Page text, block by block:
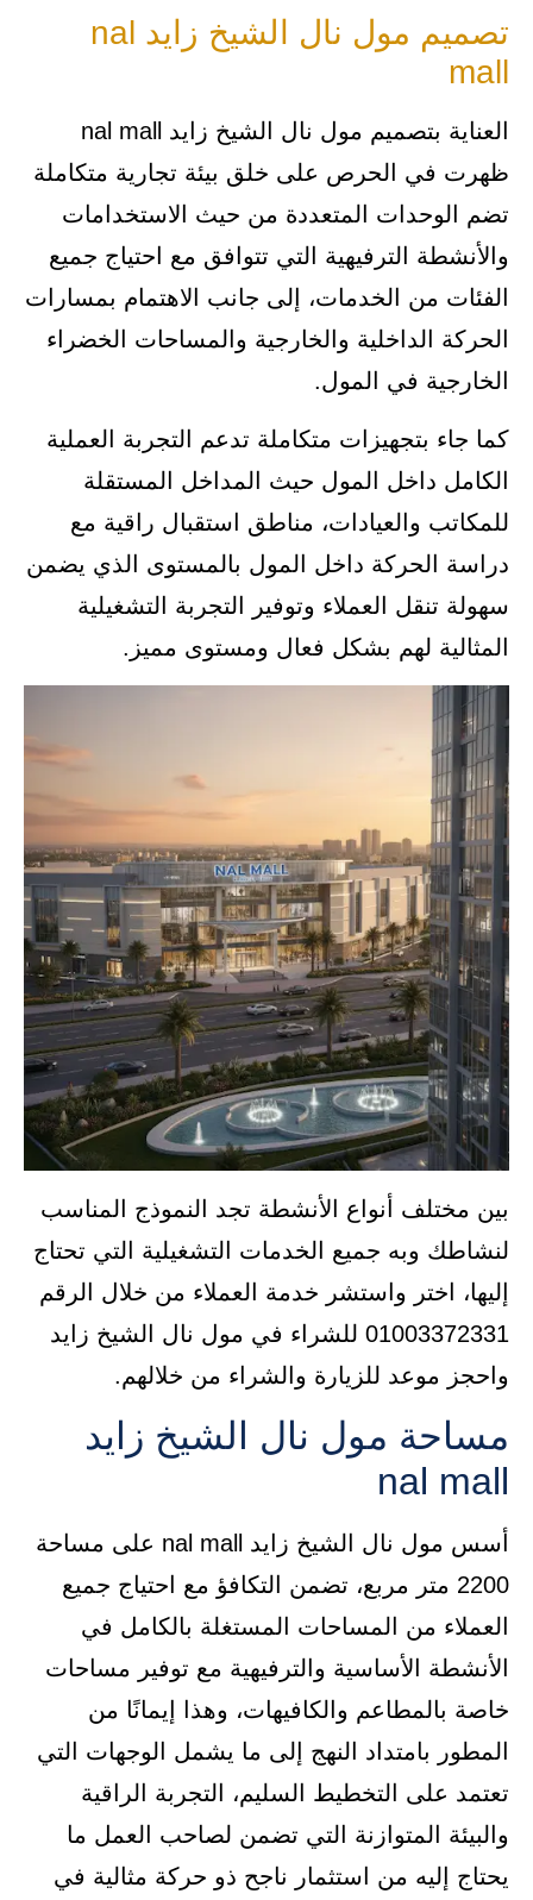
تصميم مول نال الشيخ زايد nal
mall
العناية بتصميم مول نال الشيخ زايد nal mall
ظهرت في الحرص على خلق بيئة تجارية متكاملة
تضم الوحدات المتعددة من حيث الاستخدامات
والأنشطة الترفيهية التي تتوافق مع احتياج جميع
الفئات من الخدمات، إلى جانب الاهتمام بمسارات
الحركة الداخلية والخارجية والمساحات الخضراء
الخارجية في المول.
كما جاء بتجهيزات متكاملة تدعم التجربة العملية
الكامل داخل المول حيث المداخل المستقلة
للمكاتب والعيادات، مناطق استقبال راقية مع
دراسة الحركة داخل المول بالمستوى الذي يضمن
سهولة تنقل العملاء وتوفير التجربة التشغيلية
المثالية لهم بشكل فعال ومستوى مميز.
بين مختلف أنواع الأنشطة تجد النموذج المناسب
لنشاطك وبه جميع الخدمات التشغيلية التي تحتاج
إليها، اختر واستشر خدمة العملاء من خلال الرقم
01003372331 للشراء في مول نال الشيخ زايد
واحجز موعد للزيارة والشراء من خلالهم.
مساحة مول نال الشيخ زايد
nal mall
أسس مول نال الشيخ زايد nal mall على مساحة
2200 متر مربع، تضمن التكافؤ مع احتياج جميع
العملاء من المساحات المستغلة بالكامل في
الأنشطة الأساسية والترفيهية مع توفير مساحات
خاصة بالمطاعم والكافيهات، وهذا إيمانًا من
المطور بامتداد النهج إلى ما يشمل الوجهات التي
تعتمد على التخطيط السليم، التجربة الراقية
والبيئة المتوازنة التي تضمن لصاحب العمل ما
يحتاج إليه من استثمار ناجح ذو حركة مثالية في